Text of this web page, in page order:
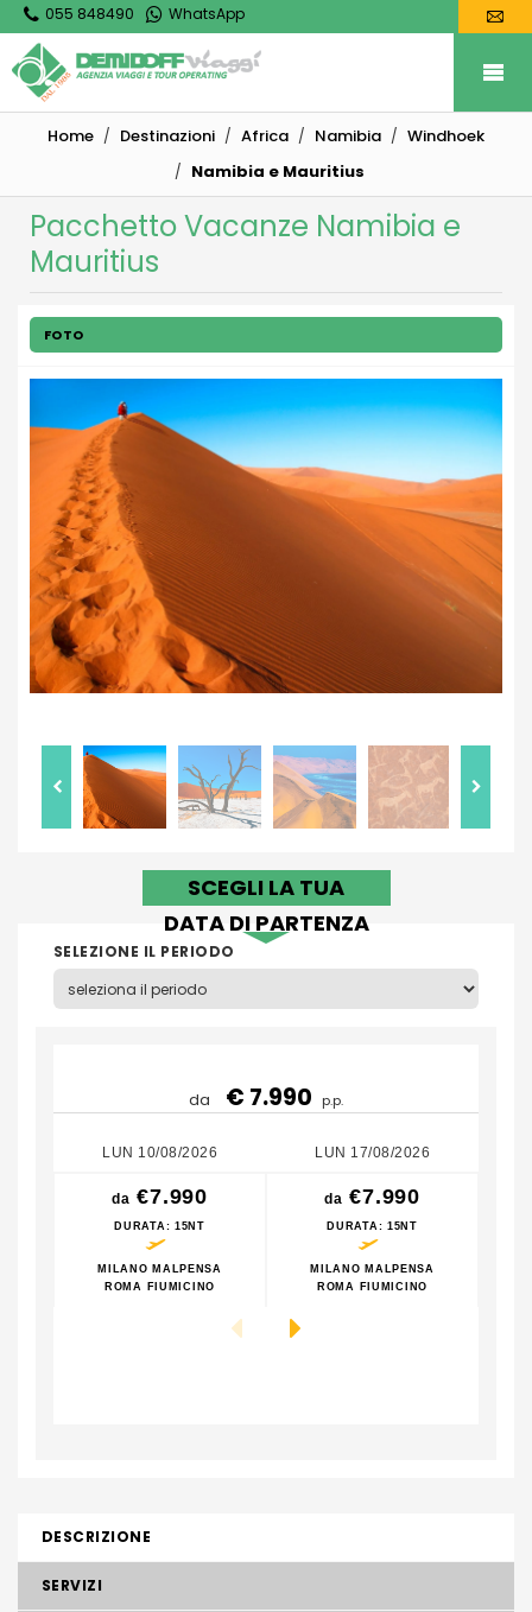
055 848490 WhatsApp
Home Destinazioni Africa Namibia
Windhoek
Namibia e Mauritius
Pacchetto Vacanze Namibia e
Mauritius
FOTO
SCEGLI LA TUA
DATA DI PARTENZA
SELEZIONE IL PERIODO
da € 7.990 p.p.
LUN 10/08/2026
da €7.990
DURATA : 15NT
MILANO MALPENSA
ROMA FIUMICINO
LUN 17/08/2026
da €7.990
DURATA : 15NT
MILANO MALPENSA
ROMA FIUMICINO
DESCRIZIONE
SERVIZI